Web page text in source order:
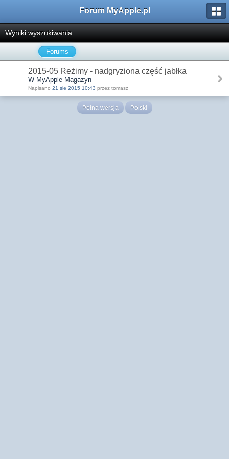
Forum MyApple.pl
Wyniki wyszukiwania
Forums
2015-05 Reżimy - nadgryziona część jabłka
W MyApple Magazyn
Napisano 21 sie 2015 10:43 przez tomasz
Pełna wersja Polski